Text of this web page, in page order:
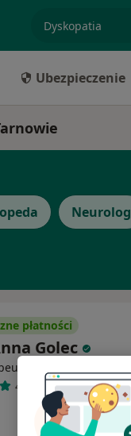
Ubezpieczenie
Neurolog
płatności
Golec
40 opinii